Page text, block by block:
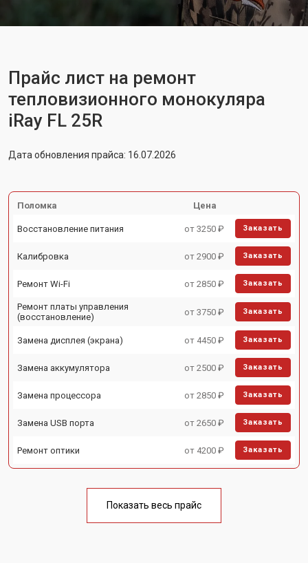
Прайс лист на ремонт
тепловизионного монокуляра
iRay FL 25R
Дата обновления прайса: 16.07.2026
Поломка Цена
Восстановление питания от 3250 ₽ Заказать
Калибровка от 2900 ₽ Заказать
Ремонт Wi-Fi от 2850 ₽ Заказать
Ремонт платы управления
(восстановление)
от 3750 ₽ Заказать
Замена дисплея (экрана) от 4450 ₽ Заказать
Замена аккумулятора от 2500 ₽ Заказать
Замена процессора от 2850 ₽ Заказать
Замена USB порта от 2650 ₽ Заказать
Ремонт оптики от 4200 ₽ Заказать
Показать весь прайс